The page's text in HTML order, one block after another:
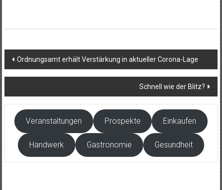
Beitragsnavigation
Ordnungsamt erhält Verstärkung in aktueller Corona-Lage
Schnell wie der Blitz?
Veranstaltungen Prospekte Einkaufen
Handwerk Gastronomie Gesundheit